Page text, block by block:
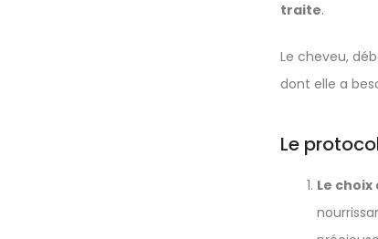
traite.
Le cheveu,
dont elle a
Le
Le